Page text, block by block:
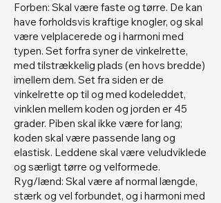
Forben: Skal være faste og tørre. De kan
have forholdsvis kraftige knogler, og skal
være velplacerede og i harmoni med
typen. Set forfra syner de vinkelrette,
med tilstrækkelig plads (en hovs bredde)
imellem dem. Set fra siden er de
vinkelrette op til og med kodeleddet,
vinklen mellem koden og jorden er 45
grader. Piben skal ikke være for lang;
koden skal være passende lang og
elastisk. Leddene skal være veludviklede
og særligt tørre og velformede.
Ryg/lænd: Skal være af normal længde,
stærk og vel forbundet, og i harmoni med